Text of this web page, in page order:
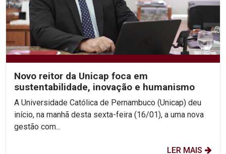
Novo reitor da Unicap foca em
sustentabilidade, inovação e humanismo
A Universidade Católica de Pernambuco (Unicap) deu
início, na manhã desta sexta-feira (16/01), a uma nova
gestão com...
LER MAIS